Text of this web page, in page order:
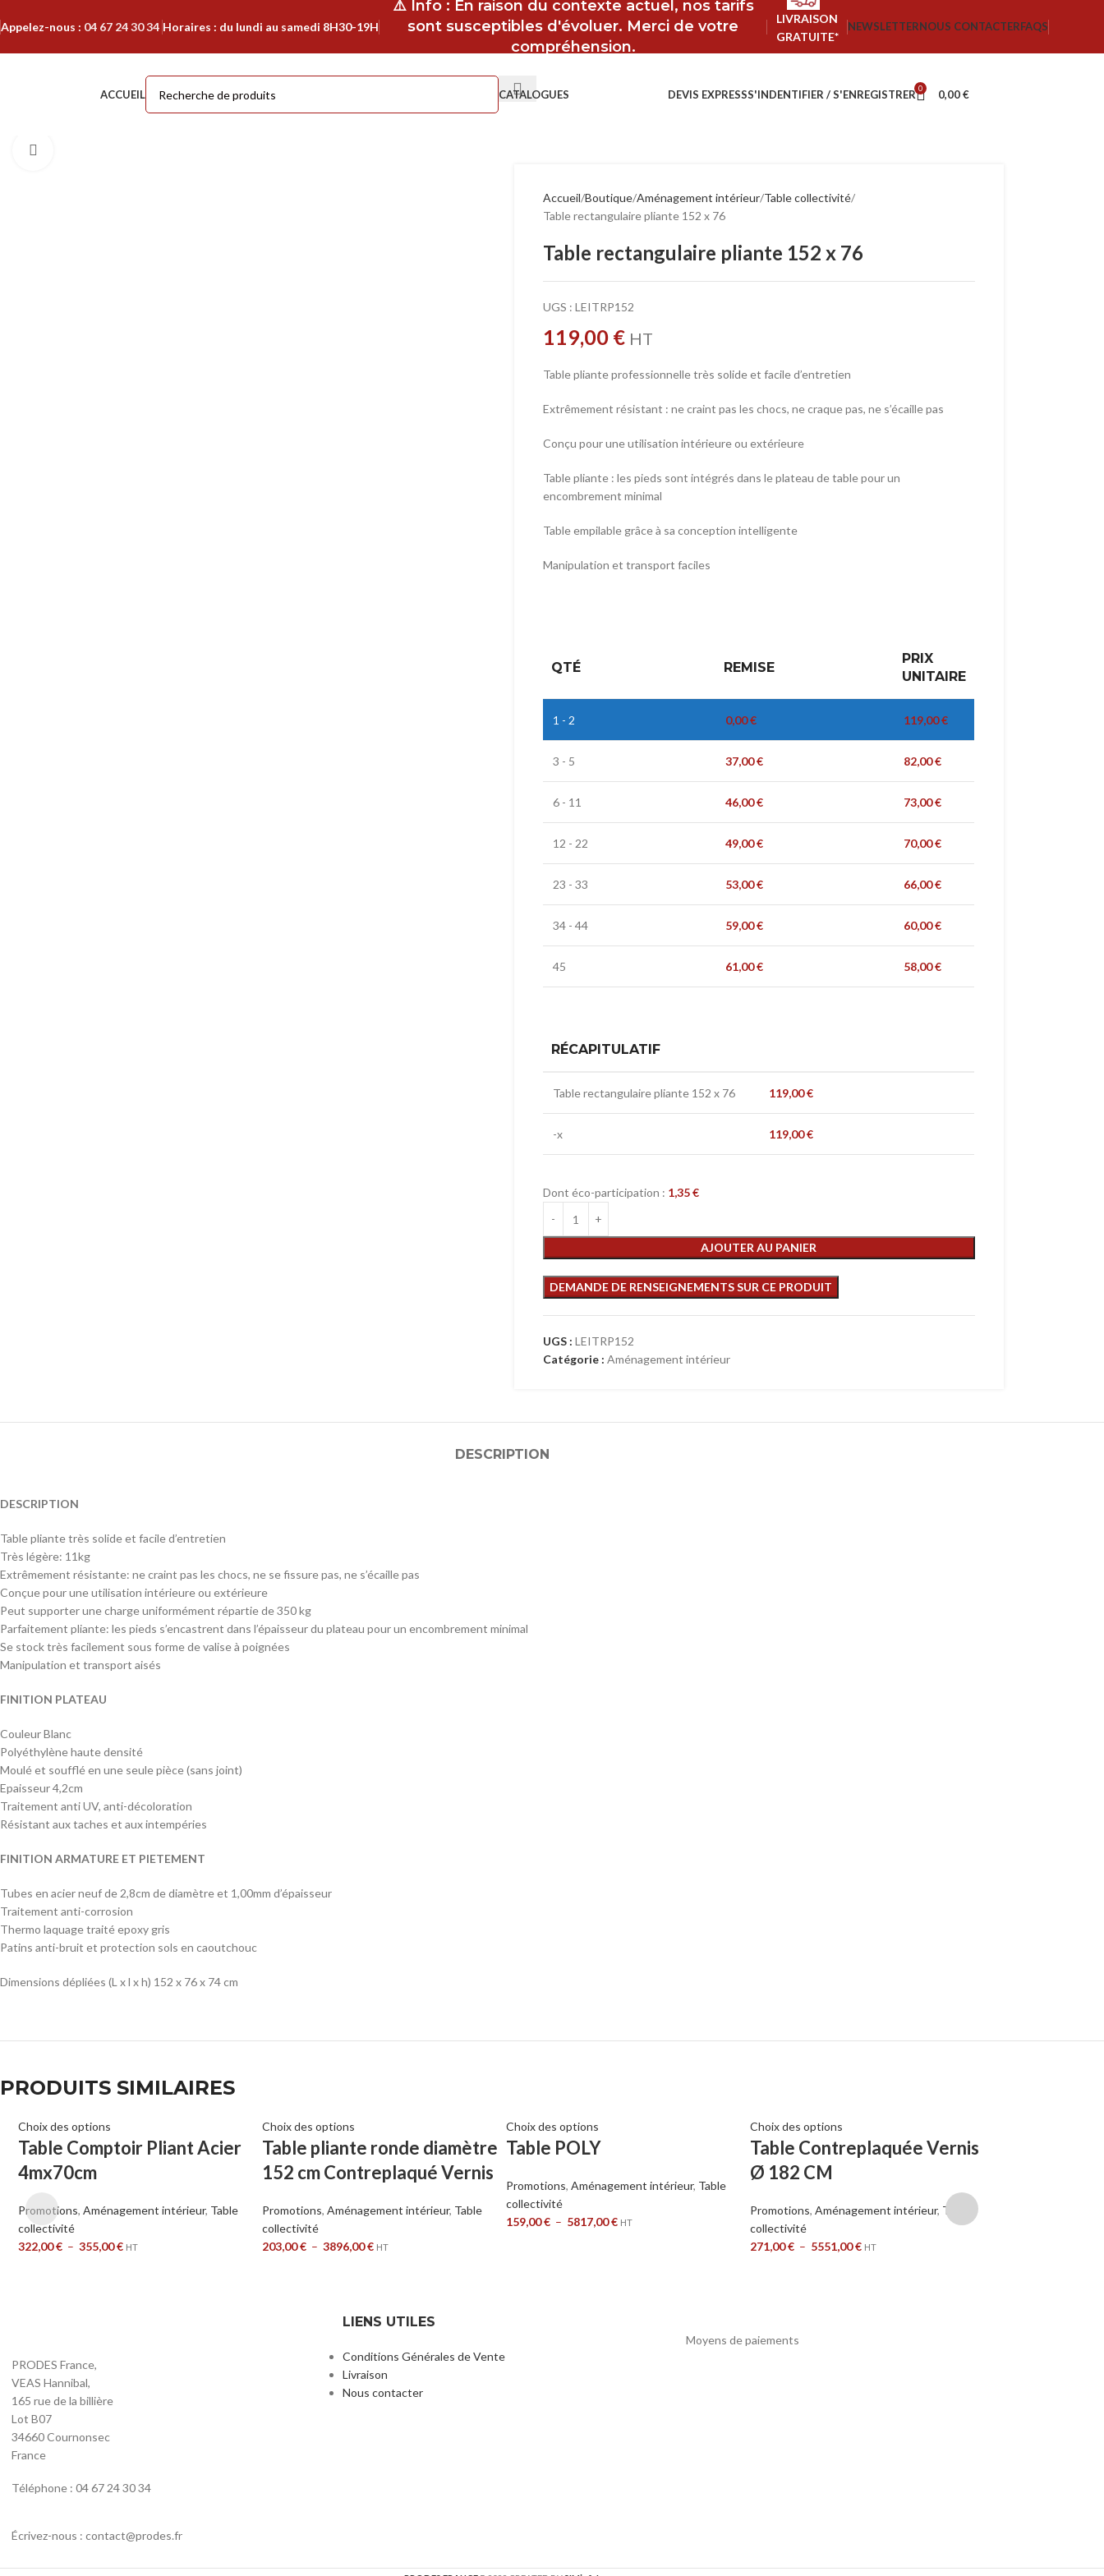
Appelez-nous : 04 67 24 30 34 Horaires : du lundi au samedi 8H30-19H
⚠️ Info : En raison du contexte actuel, nos tarifs
sont susceptibles d'évoluer. Merci de votre
compréhension.
LIVRAISON
GRATUITE*
NEWSLETTERNOUS CONTACTERFAQS
ACCUEIL CATALOGUES DEVIS EXPRESSS'INDENTIFIER / S'ENREGISTRER 0 0,00€
Accueil Boutique Aménagement intérieur Table collectivité
Table rectangulaire pliante 152 x 76
Table rectangulaire pliante 152 x 76
UGS : LEITRP152
119,00 € HT
Table pliante professionnelle très solide et facile d’entretien
Extrêmement résistant : ne craint pas les chocs, ne craque pas, ne s’écaille pas
Conçu pour une utilisation intérieure ou extérieure
Table pliante : les pieds sont intégrés dans le plateau de table pour un
encombrement minimal
Table empilable grâce à sa conception intelligente
Manipulation et transport faciles
QTÉ REMISE
PRIX
UNITAIRE
1 - 2 0,00€ 119,00€
3 - 5 37,00€ 82,00€
6 - 11 46,00€ 73,00€
12 - 22 49,00€ 70,00€
23 - 33 53,00€ 66,00€
34 - 44 59,00€ 60,00€
45 61,00€ 58,00€
RÉCAPITULATIF
Table rectangulaire pliante 152 x 76 119,00€
-x 119,00€
Dont éco-participation : 1,35€
AJOUTER AU PANIER
UGS : LEITRP152
Catégorie : Aménagement intérieur
DESCRIPTION
DESCRIPTION
Table pliante très solide et facile d’entretien
Très légère: 11kg
Extrêmement résistante: ne craint pas les chocs, ne se fissure pas, ne s’écaille pas
Conçue pour une utilisation intérieure ou extérieure
Peut supporter une charge uniformément répartie de 350 kg
Parfaitement pliante: les pieds s’encastrent dans l’épaisseur du plateau pour un encombrement minimal
Se stock très facilement sous forme de valise à poignées
Manipulation et transport aisés
FINITION PLATEAU
Couleur Blanc
Polyéthylène haute densité
Moulé et soufflé en une seule pièce (sans joint)
Epaisseur 4,2cm
Traitement anti UV, anti-décoloration
Résistant aux taches et aux intempéries
FINITION ARMATURE ET PIETEMENT
Tubes en acier neuf de 2,8cm de diamètre et 1,00mm d’épaisseur
Traitement anti-corrosion
Thermo laquage traité epoxy gris
Patins anti-bruit et protection sols en caoutchouc
Dimensions dépliées (L x l x h) 152 x 76 x 74 cm
PRODUITS SIMILAIRES
Choix des options
Table Comptoir Pliant Acier
4mx70cm
Promotions, Aménagement intérieur, Table
collectivité
322,00€ – 355,00€ HT
Choix des options
Table pliante ronde diamètre
152 cm Contreplaqué Vernis
Promotions, Aménagement intérieur, Table
collectivité
203,00€ – 3896,00€ HT
Choix des options
Table POLY
Promotions, Aménagement intérieur, Table
collectivité
159,00€ – 5817,00€ HT
Choix des options
Table Contreplaquée Vernis
Ø 182 CM
Promotions,Aménagement intérieur, Table
collectivité
271,00€ – 5551,00€ HT
PRODES France,
VEAS Hannibal,
165 rue de la billière
Lot B07
34660 Cournonsec
France
Téléphone : 04 67 24 30 34
Écrivez-nous : contact@prodes.fr
LIENS UTILES
Conditions Générales de Vente
Livraison
Nous contacter
Moyens de paiements